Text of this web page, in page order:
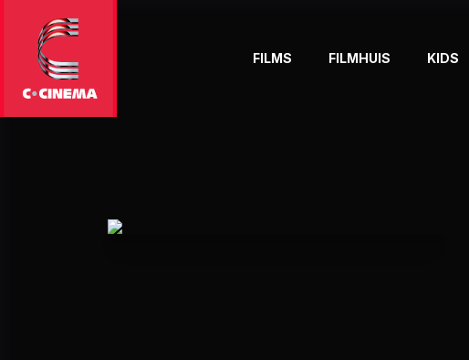
FILMS FILMHUIS KIDS